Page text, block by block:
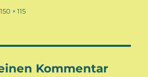
Volle
150 × 115
Kommentar